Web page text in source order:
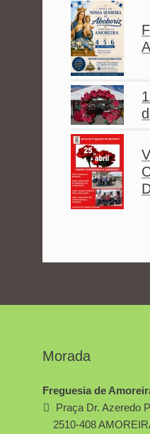
Morada
Freguesia de
Praça Dr. Azeredo
2510-408